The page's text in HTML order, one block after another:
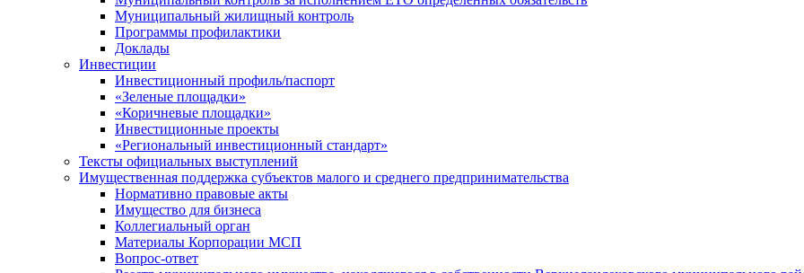
Муниципальный жилищный контроль
Программы профилактики
Доклады
Инвестиции
Инвестиционный профиль/паспорт
«Зеленые площадки»
«Коричневые площадки»
Инвестиционные проекты
«Региональный инвестиционный стандарт»
Тексты официальных выступлений
Имущественная поддержка субъектов малого и среднего предпринимательства
Нормативно правовые акты
Имущество для бизнеса
Коллегиальный орган
Материалы Корпорации МСП
Вопрос-ответ